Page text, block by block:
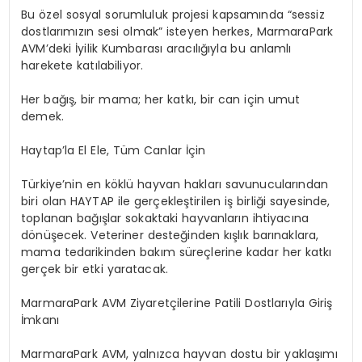
Buözel sosyal sorumluluk projesi kapsamında “sessiz
dostlarımızın sesi olmak” isteyen herkes, MarmaraPark
AVM’deki İyilik Kumbarası aracılığıyla bu anlamlı
harekete katılabiliyor.
Her bağış, bir mama; her katkı, bir can için umut
demek.
Haytap’la El Ele, Tüm Canlar İçin
Türkiye’nin en köklü hayvan hakları savunucularından
biri olan HAYTAP ile gerçekleştirilen iş birliği sayesinde,
toplanan bağışlar sokaktaki hayvanların ihtiyacına
dönüşecek. Veteriner desteğinden kışlık barınaklara,
mama tedarikinden bakım süreçlerine kadar her katkı
gerçek bir etki yaratacak.
MarmaraParkAVM Ziyaretçilerine Patili Dostlarıyla Giriş
İmkanı
MarmaraParkAVM, yalnızca hayvan dostu bir yaklaşımı